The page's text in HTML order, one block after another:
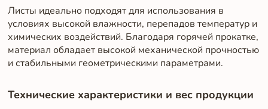
Листы идеально подходят для использования в
условиях высокой влажности, перепадов температур и
химических воздействий. Благодаря горячей прокатке,
материал обладает высокой механической прочностью
и стабильными геометрическими параметрами.
Технические характеристики и вес продукции